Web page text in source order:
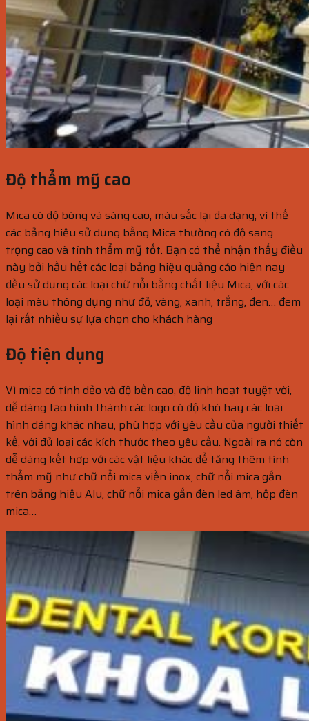
Độ thẩm mỹ cao
Mica có độ bóng và sáng cao, màu sắc lại đa dạng, vì thế
các bảng hiệu sử dụng bằng Mica thường có độ sang
trọng cao và tính thẩm mỹ tốt. Bạn có thể nhận thấy điều
này bởi hầu hết các loại bảng hiệu quảng cáo hiện nay
đều sử dụng các loại chữ nổi bằng chất liệu Mica, với các
loại màu thông dụng như đỏ, vàng, xanh, trắng, đen… đem
lại rất nhiều sự lựa chọn cho khách hàng
Độ tiện dụng
Vì mica có tính dẻo và độ bền cao, độ linh hoạt tuyệt vời,
dễ dàng tạo hình thành các logo có độ khó hay các loại
hình dáng khác nhau, phù hợp với yêu cầu của người thiết
kế, với đủ loại các kích thước theo yêu cầu. Ngoài ra nó còn
dễ dàng kết hợp với các vật liệu khác để tăng thêm tính
thẩm mỹ như chữ nổi mica viền inox, chữ nổi mica gắn
trên bảng hiệu Alu, chữ nổi mica gắn đèn led âm, hộp đèn
mica…